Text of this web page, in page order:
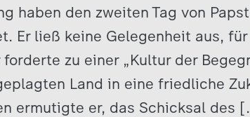
haben den zweiten Tag von
Er ließ keine Gelegenheit aus, für
zu einer „Kultur der
Land in eine friedliche
ermutigte er, das Schicksal des